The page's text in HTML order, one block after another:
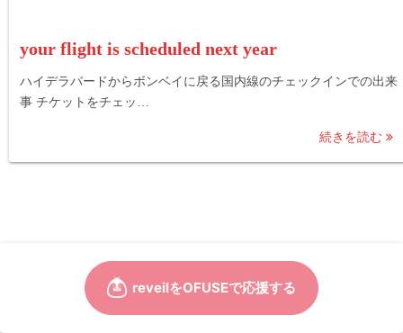
your flight is scheduled next year
ハイデラバードからボンベイに戻る国内線のチェックインでの出来
事 チケットをチェッ…
続きを読む